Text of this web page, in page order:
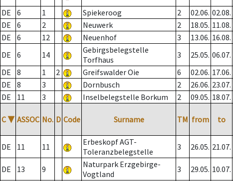
DE
6 1 Spiekeroog 2 02.06. 02.08.
DE
6 2 Neuwerk 2 18.05. 11.08.
DE
6 12 Neuenhof 3 13.06. 16.08.
DE
6 14
Gebirgsbelegstelle
Torfhaus
3 25.05. 06.07.
DE
8 1 2 Greifswalder Oie 6 02.06. 17.06.
DE
8 3 Dornbusch 2 26.06. 23.07.
DE
11 3 Inselbelegstelle Borkum 2 09.05. 18.07.
C ▼ ASSOC No. D Code Surname TM from to
DE 11 11
Erbeskopf AGT-
Toleranzbelegstelle
3 26.05. 21.07.
DE 13 9
Naturpark Erzgebirge-
Vogtland
3 29.05. 10.07.